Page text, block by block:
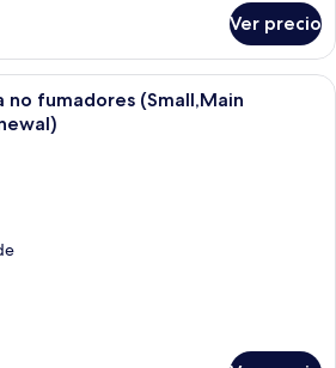
Ver precio
Edredón, cortinas blackout, wifi
fumadores (Small,Main